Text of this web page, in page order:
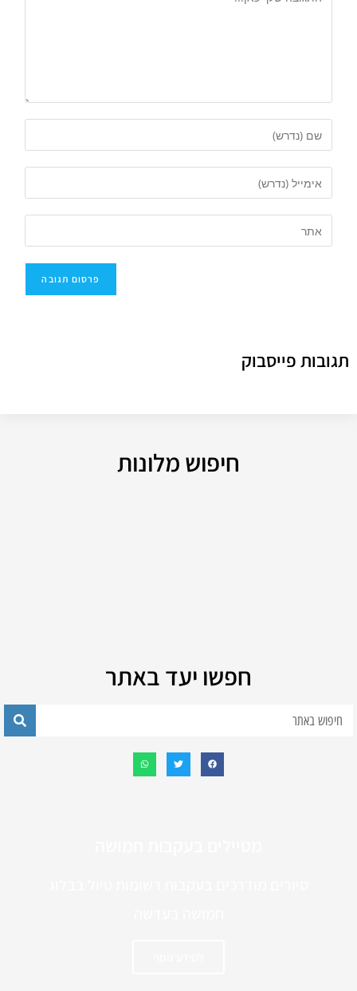
תגובות פייסבוק
חיפוש מלונות
חפשו יעד באתר